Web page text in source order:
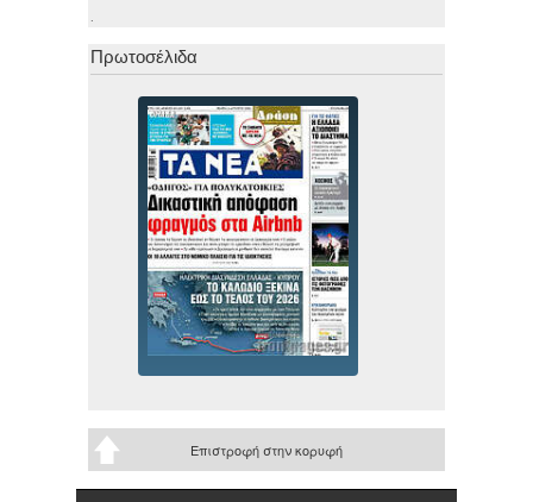
.
Πρωτοσέλιδα
Επιστροφή στην κορυφή